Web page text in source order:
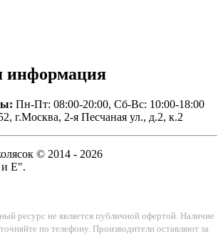
информация
Пн-Пт: 08:00-20:00, Сб-Вс: 10:00-18:00
г.Москва, 2-я Песчаная ул., д.2, к.2
© 2014 - 2026
Е".
ресурс не является публичной офертой. Наличие
по телефону. Производители оставляют за